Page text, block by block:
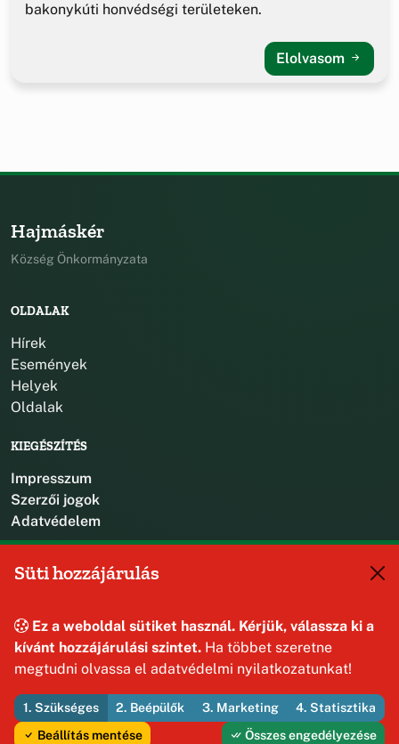
bakonykúti honvédségi területeken.
Elolvasom
Hajmáskér
Község Önkormányzata
OLDALAK
Hírek
Események
Helyek
Oldalak
KIEGÉSZÍTÉS
Impresszum
Szerzői jogok
Adatvédelem
8192 Hajmáskér, Kossuth Lajos u. 31.
© 2026 Hajmáskér Község Önkormányzata — Minden jog
fenntartva
Süti hozzájárulás
Ez a weboldal sütiket használ. Kérjük, válassza ki a
kívánt hozzájárulási szintet. Ha többet szeretne
megtudni olvassa el adatvédelmi nyilatkozatunkat!
1. Szükséges 2. Beépülők 3. Marketing
4. Statisztika
Beállítás mentése
Összes engedélyezése